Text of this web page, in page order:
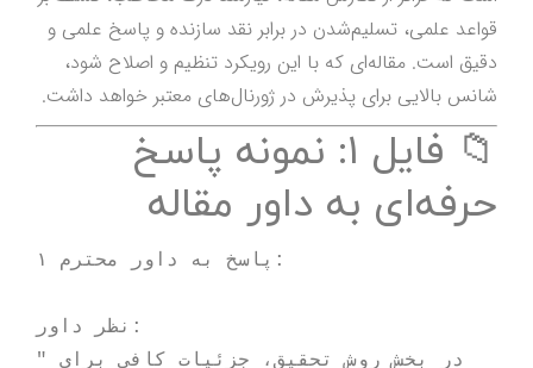
قواعد علمی، تسلیم‌شدن در برابر نقد سازنده و پاسخ علمی و
دقیق است. مقاله‌ای که با این رویکرد تنظیم و اصلاح شود،
شانس بالایی برای پذیرش در ژورنال‌های معتبر خواهد داشت.
📁 فایل ۱: نمونه پاسخ
حرفه‌ای به داور مقاله
پاسخ به داور محترم ۱:
نظر داور:
"در بخش روش تحقیق، جزئیات کافی برای